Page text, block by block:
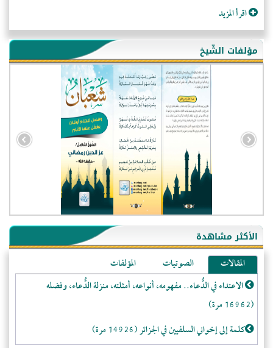
اقرأ المزيد
مؤلفات الشّيخ
الأكثر مشاهدة
المقالات الصوتيات
المؤلفات
الاعتداء في الدُّعاء.. مفهومه، أنواعه، أمثلته، منزلة الدُّعاء، وفضله
(16962 مرة)
كلمة إلى إخواني السلفيين في الجزائر (14926 مرة)
- الولايات المتحدة (72411)
- فيتنام (21564)
-غير معروف (21314)
- الصين (10628)
- كندا (10287)
- فرنسا (9145)
- روسيا (5536)